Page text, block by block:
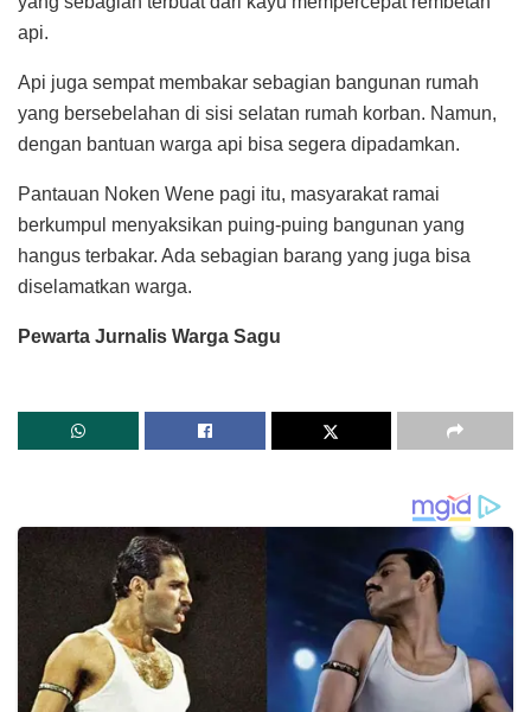
api.
Api juga sempat membakar sebagian bangunan rumah
yang bersebelahan di sisi selatan rumah korban. Namun,
dengan bantuan warga api bisa segera dipadamkan.
Pantauan Noken Wene pagi itu, masyarakat ramai
berkumpul menyaksikan puing-puing bangunan yang
hangus terbakar. Ada sebagian barang yang juga bisa
diselamatkan warga.
Pewarta Jurnalis Warga Sagu